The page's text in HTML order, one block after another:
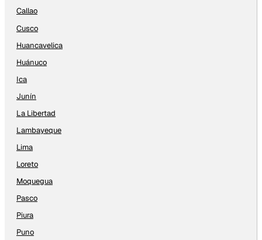
Callao
Cusco
Huancavelica
Huánuco
Ica
Junín
La Libertad
Lambayeque
Lima
Loreto
Moquegua
Pasco
Piura
Puno